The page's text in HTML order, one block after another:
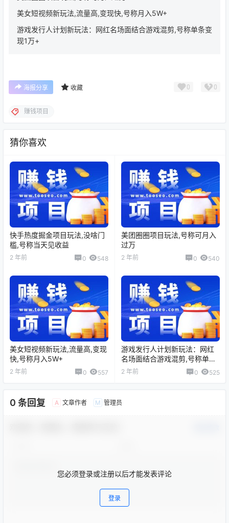
美女短视频新玩法,流量高,变现快,号称月入5W+
游戏发行人计划新玩法：网红名场面结合游戏混剪,号称单条变
现1万+
海报分享 收藏 0 0
赚钱项目
猜你喜欢
快手热度掘金项目玩法,没啥门
槛,号称当天见收益
2 年前 0 548
美团圈圈项目玩法,号称可月入
过万
2 年前 0 540
美女短视频新玩法,流量高,变现
快,号称月入5W+
2 年前 0 557
游戏发行人计划新玩法：网红
名场面结合游戏混剪,号称单条
变现1万+
2 年前 0 525
0 条回复 A 文章作者 M 管理员
您必须登录或注册以后才能发表评论
登录